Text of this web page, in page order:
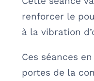
renforcer le
à la vibration
Ces séances
portes de la